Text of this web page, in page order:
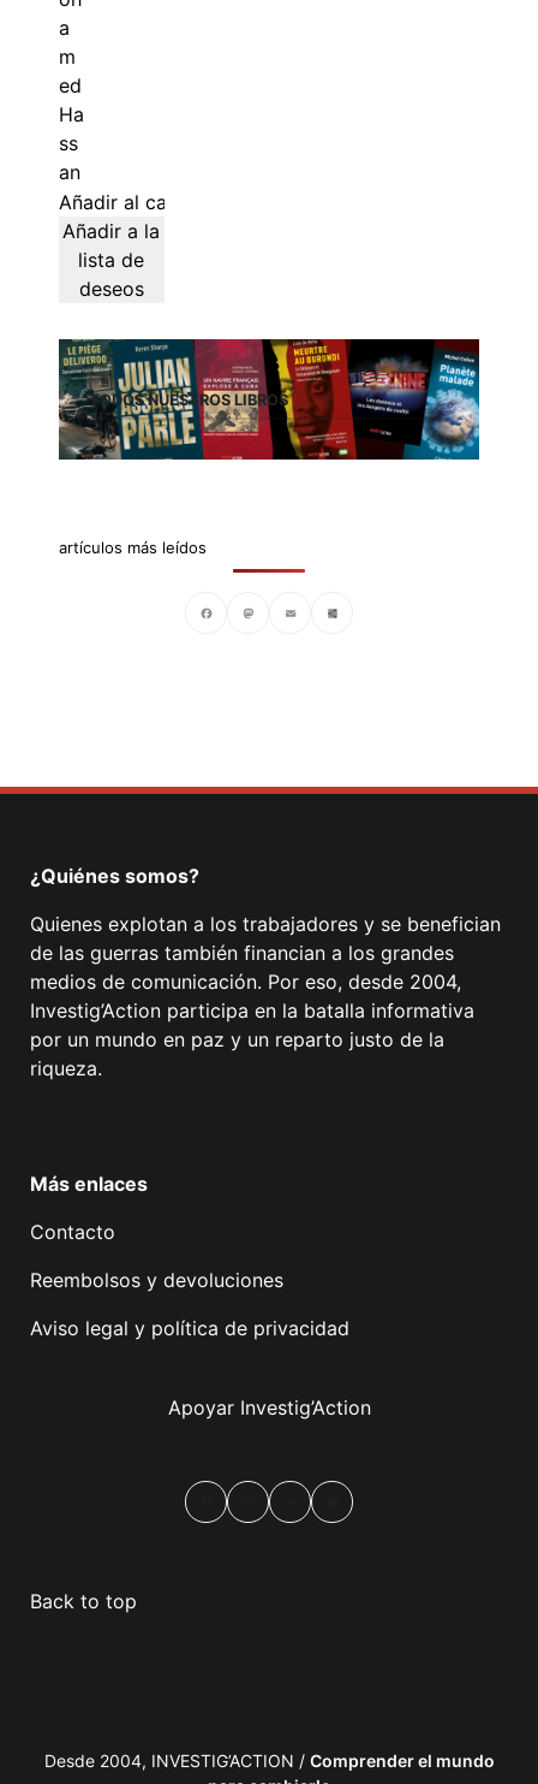
Añadir al carrito
Añadir a la
lista de
deseos
TODOS NUESTROS LIBROS
artículos más leídos
¿Quiénes somos?
Quienes explotan a los trabajadores y se benefician
de las guerras también financian a los grandes
medios de comunicación. Por eso, desde 2004,
Investig’Action participa en la batalla informativa
por un mundo en paz y un reparto justo de la
riqueza.
Más enlaces
Contacto
Reembolsos y devoluciones
Aviso legal y política de privacidad
Apoyar Investig’Action
Back to top
Desde 2004, INVESTIG’ACTION / Comprender el mundo